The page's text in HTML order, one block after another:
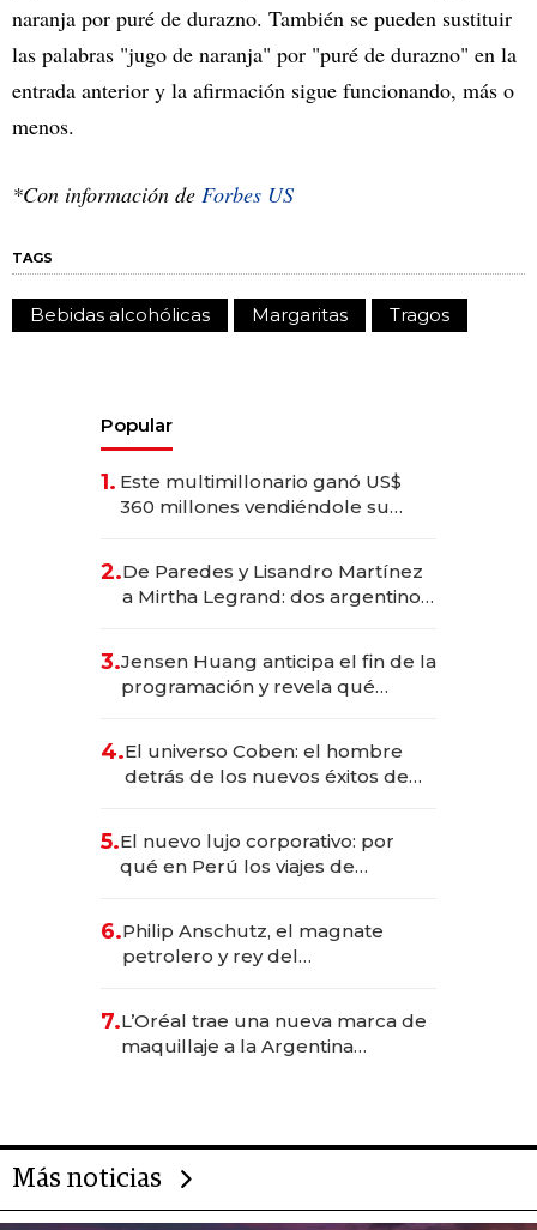
naranja por puré de durazno. También se pueden sustituir
las palabras "jugo de naranja" por "puré de durazno" en la
entrada anterior y la afirmación sigue funcionando, más o
menos.
*Con información de Forbes US
TAGS
Bebidas alcohólicas Margaritas Tragos
Popular
1. Este multimillonario ganó US$
360 millones vendiéndole su
2.De Paredes y Lisandro Martínez
a Mirtha Legrand: dos argentinos
3.Jensen Huang anticipa el fin de la
programación y revela qué
4.El universo Coben: el hombre
detrás de los nuevos éxitos de
5.El nuevo lujo corporativo: por
qué en Perú los viajes de
transformadoras
6.Philip Anschutz, el magnate
petrolero y rey del
Fénix
7.L’Oréal trae una nueva marca de
maquillaje a la Argentina
Más noticias